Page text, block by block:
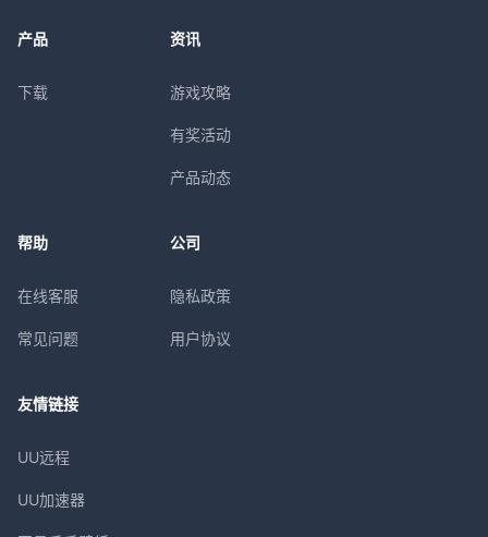
产品
下载
资讯
游戏攻略
有奖活动
产品动态
帮助
在线客服
常见问题
公司
隐私政策
用户协议
友情链接
UU远程
UU加速器